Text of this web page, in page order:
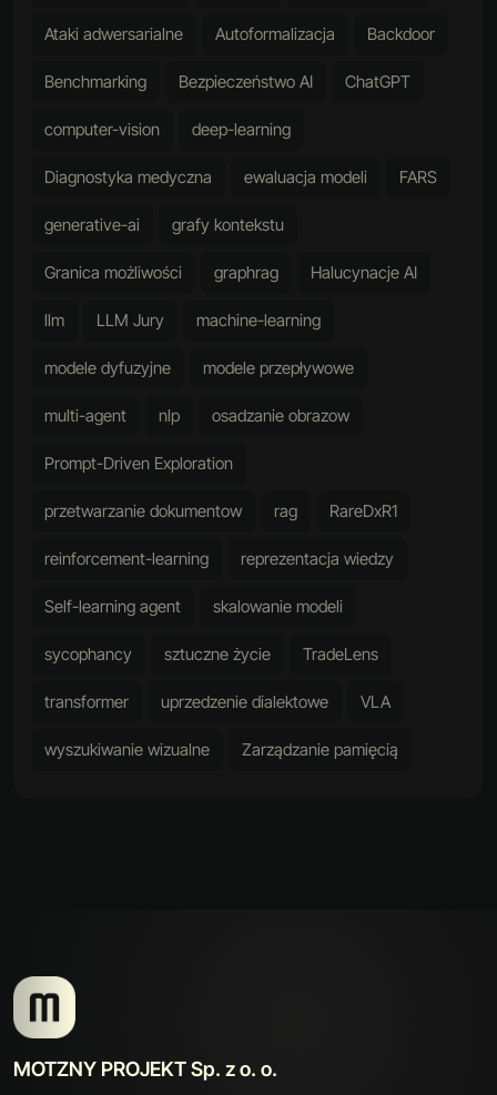
Ataki adwersarialne Autoformalizacja Backdoor
Benchmarking Bezpieczeństwo AI ChatGPT
computer-vision deep-learning
Diagnostyka medyczna ewaluacja modeli FARS
generative-ai grafy kontekstu
Granica możliwości graphrag Halucynacje AI
llm LLM Jury machine-learning
modele dyfuzyjne modele przepływowe
multi-agent nlp osadzanie obrazow
Prompt-Driven Exploration
przetwarzanie dokumentow rag RareDxR1
reinforcement-learning reprezentacja wiedzy
Self-learning agent skalowanie modeli
sycophancy sztuczne życie TradeLens
transformer uprzedzenie dialektowe VLA
wyszukiwanie wizualne Zarządzanie pamięcią
MOTZNY PROJEKT Sp. z o. o.